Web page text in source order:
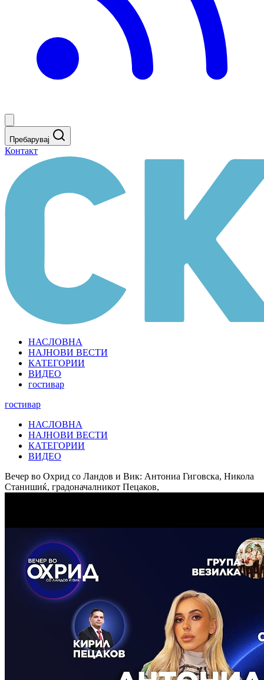
Пребарувај
Контакт
НАСЛОВНА
НАЈНОВИ ВЕСТИ
КАТЕГОРИИ
ВИДЕО
гостивар
гостивар
НАСЛОВНА
НАЈНОВИ ВЕСТИ
КАТЕГОРИИ
ВИДЕО
Вечер во Охрид со Ландов и Вик: Антониа Гиговска, Никола
Станишиќ, градоначалникот Пецаков,